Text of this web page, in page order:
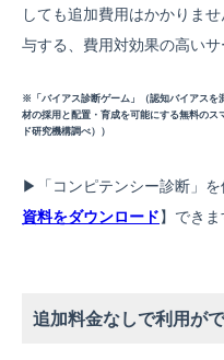
しても追加費用はかかりま
与する、費用対効果の高いサ
※「バイアス診断ゲーム」（認知バイアスを
材の採用と配置・育成を可能にする無料の
ド研究機構調べ））
▶︎「コンピテンシー診断」
資料をダウンロード】できま
追加料金なしで利用が